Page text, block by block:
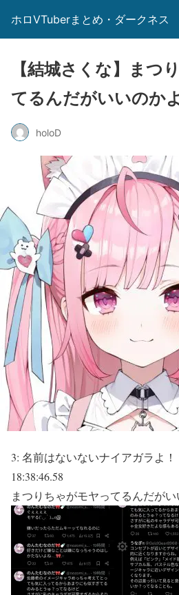
ホロVTuberまとめ・ダークネス
【結城さくな】まつ
てるんだがいいのか
holoD
3: 名前はないないナイアガラよ！
18:38:46.58
まつりちゃがモヤってるんだが